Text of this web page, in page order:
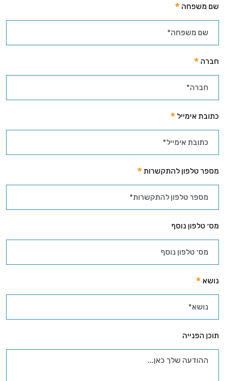
שם משפחה
חברה
כתובת אימייל
מספר טלפון להתקשרות
מס׳ טלפון נוסף
נושא
תוכן הפנייה